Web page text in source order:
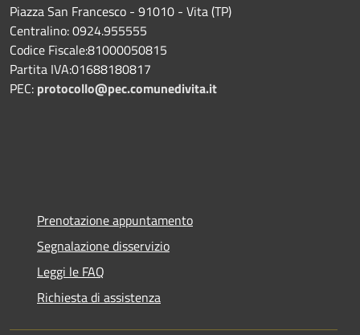
Piazza San Francesco - 91010 - Vita (TP)
Centralino: 0924.955555
Codice Fiscale:81000050815
Partita IVA:01688180817
PEC: protocollo@pec.comunedivita.it
Prenotazione appuntamento
Segnalazione disservizio
Leggi le FAQ
Richiesta di assistenza